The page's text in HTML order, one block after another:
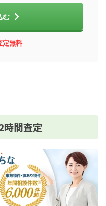
む
定無料
間査定